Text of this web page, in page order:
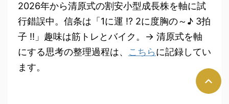
2026年から清原式の割安小型成長株を軸に試
行錯誤中。信条は「1に運 !? 2に度胸の～♪ 3拍
子 !!」趣味は筋トレとバイク。→ 清原式を軸
にする思考の整理過程は、 こちらに記録してい
ます。